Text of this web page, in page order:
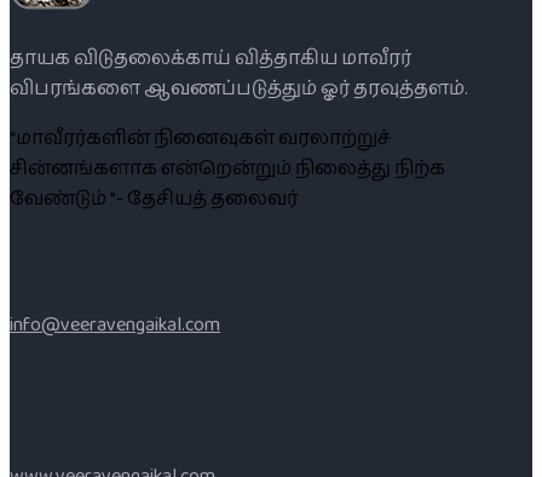
தாயக விடுதலைக்காய் வித்தாகிய மாவீரர்
விபரங்களை ஆவணப்படுத்தும் ஓர் தரவுத்தளம்.
“மாவீரர்களின் நினைவுகள் வரலாற்றுச்
சின்னங்களாக என்றென்றும் நிலைத்து நிற்க
வேண்டும் ”- தேசியத் தலைவர்
info@veeravengaikal.com